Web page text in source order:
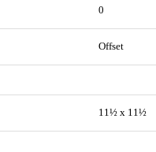
0
Offset
11½ x 11½